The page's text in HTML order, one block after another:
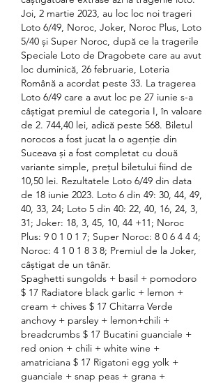
Joi, 2 martie 2023, au loc loc noi trageri
Loto 6/49, Noroc, Joker, Noroc Plus, Loto
5/40 și Super Noroc, după ce la tragerile
Speciale Loto de Dragobete care au avut
loc duminică, 26 februarie, Loteria
Română a acordat peste 33. La tragerea
Loto 6/49 care a avut loc pe 27 iunie s-a
câștigat premiul de categoria I, în valoare
de 2. 744,40 lei, adică peste 568. Biletul
norocos a fost jucat la o agenție din
Suceava și a fost completat cu două
variante simple, prețul biletului fiind de
10,50 lei. Rezultatele Loto 6/49 din data
de 18 iunie 2023. Loto 6 din 49: 30, 44, 49,
40, 33, 24; Loto 5 din 40: 22, 40, 16, 24, 3,
31; Joker: 18, 3, 45, 10, 44 +11; Noroc
Plus: 9 0 1 0 1 7; Super Noroc: 8 0 6 4 4 4;
Noroc: 4 1 0 1 8 3 8; Premiul de la Joker,
câștigat de un tânăr.
Spaghetti sungolds + basil + pomodoro
$ 17 Radiatore black garlic + lemon +
cream + chives $ 17 Chitarra Verde
anchovy + parsley + lemon+chili +
breadcrumbs $ 17 Bucatini guanciale +
red onion + chili + white wine +
amatriciana $ 17 Rigatoni egg yolk +
guanciale + snap peas + grana +